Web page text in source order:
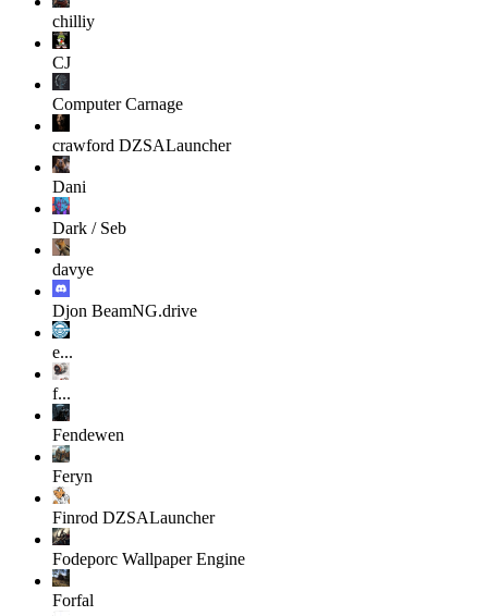
chilliy
CJ
Computer Carnage
crawford DZSALauncher
Dani
Dark / Seb
davye
Djon BeamNG.drive
e...
f...
Fendewen
Feryn
Finrod DZSALauncher
Fodeporc Wallpaper Engine
Forfal